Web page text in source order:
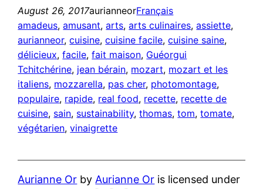
August 26, 2017aurianneorFrançais
amadeus, amusant, arts, arts culinaires, assiette
aurianneor, cuisine, cuisine facile, cuisine saine
délicieux, facile, fait maison, Guéorgui
Tchitchérine, jean bérain, mozart, mozart et les
italiens, mozzarella, pas cher, photomontage
populaire, rapide, real food, recette, recette de
cuisine, sain, sustainability, thomas, tom, tomate
végétarien, vinaigrette
Aurianne Or by Aurianne Or is licensed under